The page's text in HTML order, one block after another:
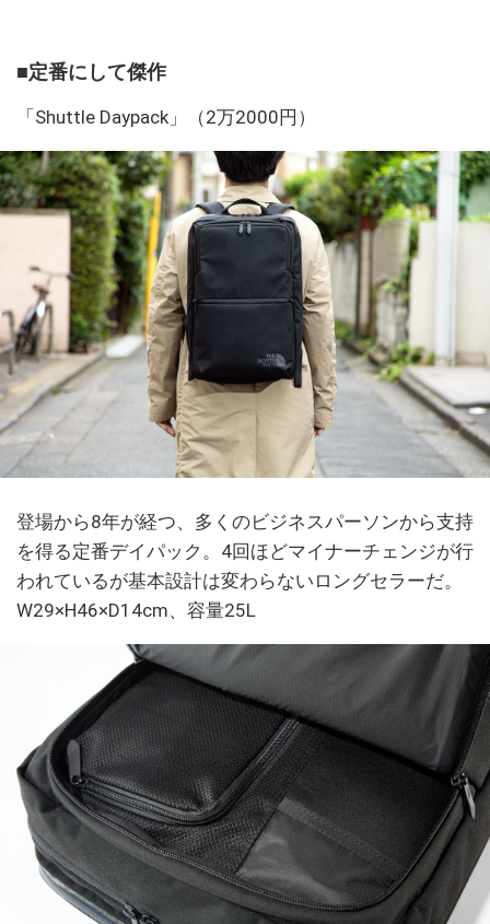
■定番にして傑作
「Shuttle Daypack」（2万2000円）
登場から8年が経つ、多くのビジネスパーソンから支持
を得る定番デイパック。4回ほどマイナーチェンジが行
われているが基本設計は変わらないロングセラーだ。
W29×H46×D14cm、容量25L